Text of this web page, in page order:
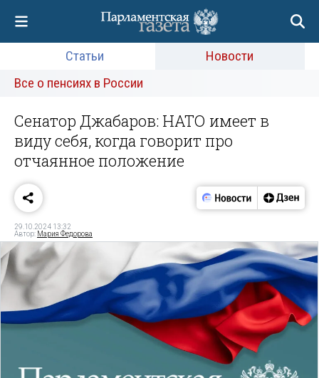
Статьи
Новости
Все о пенсиях в России
Сенатор Джабаров: НАТО имеет в
виду себя, когда говорит про
отчаянное положение
29.10.2024 13:32
Автор: Мария Федорова